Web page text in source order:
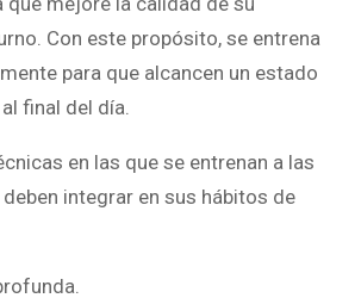
Con este propósito, se entrena
para que alcancen un estado
final del día.
en las que se entrenan a las
integrar en sus hábitos de